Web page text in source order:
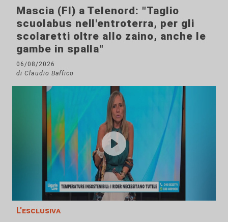
Mascia (FI) a Telenord: "Taglio
scuolabus nell'entroterra, per gli
scolaretti oltre allo zaino, anche le
gambe in spalla"
06/08/2026
di Claudio Baffico
L'esclusiva